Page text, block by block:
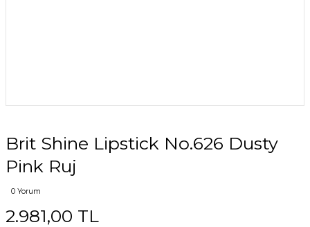
Brit Shine Lipstick No.626 Dusty
Pink Ruj
0 Yorum
2.981,00 TL